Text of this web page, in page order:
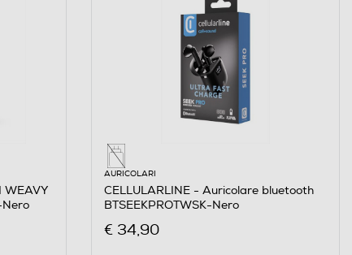
WEAVY
Nero
AURICOLARI
CELLULARLINE - Auricolare bluetooth
BTSEEKPROTWSK-Nero
€ 34,90